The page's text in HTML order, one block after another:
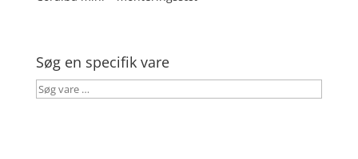
Søg en specifik vare
Søg